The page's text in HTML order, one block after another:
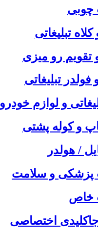
چوبی
تبلیغاتی
رو میزی
تبلیغاتی
و لوازم خودرو
و کوله پشتی
/ هولدر
پزشکی و سلامت
خاص
اختصاصی